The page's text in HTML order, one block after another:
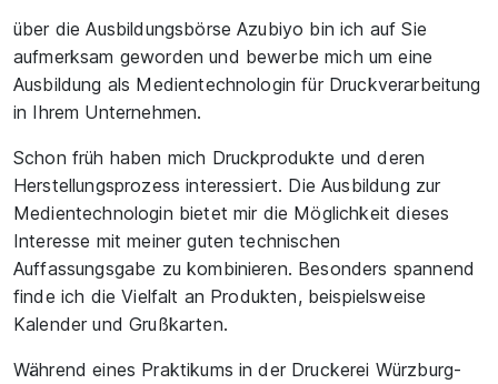
über die Ausbildungsbörse Azubiyo bin ich auf Sie
aufmerksam geworden und bewerbe mich um eine
Ausbildung als Medientechnologin für Druckverarbeitung
in Ihrem Unternehmen.
Schon früh haben mich Druckprodukte und deren
Herstellungsprozess interessiert. Die Ausbildung zur
Medientechnologin bietet mir die Möglichkeit dieses
Interesse mit meiner guten technischen
Auffassungsgabe zu kombinieren. Besonders spannend
finde ich die Vielfalt an Produkten, beispielsweise
Kalender und Grußkarten.
Während eines Praktikums in der Druckerei Würzburg-